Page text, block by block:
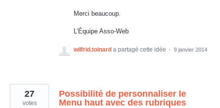
Merci beaucoup.
L’Équipe Asso-Web
wilfrid.toinard a partagé cette idée · 9 janvier 2014
Possibilité de personnaliser le
Menu haut avec des rubriques
27
votes